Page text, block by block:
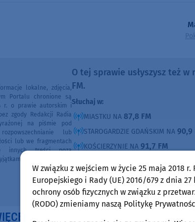
O tej sprawie usłyszysz też w
FM.
Słuchaj w:
MIASTKU NA 87,8 FM
STAROGARDZIE GDAŃSKIM NA 90,9
KOŚCIERZYNIE NA 91,7 FM
CHOJNICACH, CZŁUCHOWIE I
BYTOWIE NA105,8 FM
lokalne, zdjęcia,
Portalu chronione są
r. o prawie autorskim i
zgody Redakcji Radia
na piśmie pod
lub
lub we fragmentach
innych treści poza
w szczególności
WIADOMOŚCI w Weekend FM
W związku z wejściem w życie 25 maja 2018
Europejskiego i Rady (UE) 2016/679 z dnia
ochrony osób fizycznych w związku z
(RODO) zmieniamy naszą Politykę